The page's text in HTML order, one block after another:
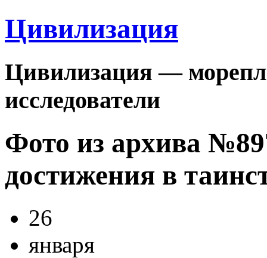
Цивилизация
Цивилизация —
исследователи
Фото из архива
достижения в
26
января